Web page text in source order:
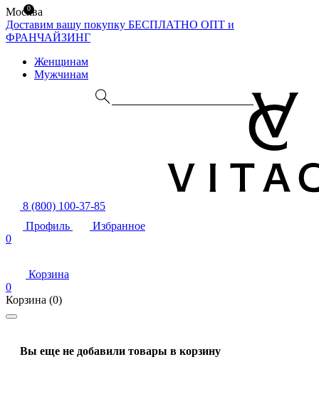
Москва
Доставим вашу покупку БЕСПЛАТНО ОПТ и
ФРАНЧАЙЗИНГ
Женщинам
Мужчинам
8 (800) 100-37-85
Профиль
Избранное
0
Корзина
0
Корзина (0)
Вы еще не добавили товары в корзину
0